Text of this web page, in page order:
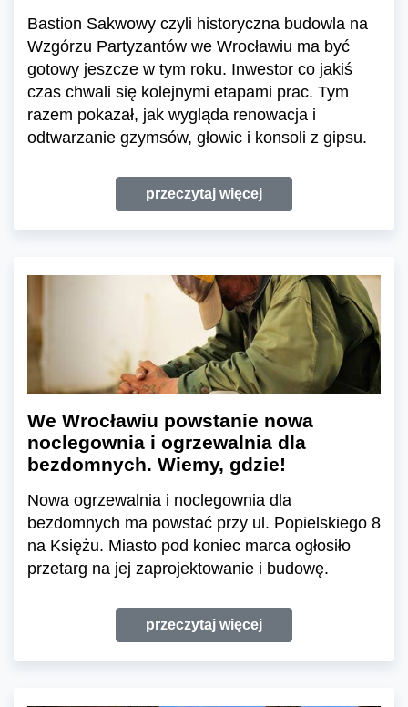
Bastion Sakwowy czyli historyczna budowla na
Wzgórzu Partyzantów we Wrocławiu ma być
gotowy jeszcze w tym roku. Inwestor co jakiś
czas chwali się kolejnymi etapami prac. Tym
razem pokazał, jak wygląda renowacja i
odtwarzanie gzymsów, głowic i konsoli z gipsu.
przeczytaj więcej
We Wrocławiu powstanie nowa
noclegownia i ogrzewalnia dla
bezdomnych. Wiemy, gdzie!
Nowa ogrzewalnia i noclegownia dla
bezdomnych ma powstać przy ul. Popielskiego 8
na Księżu. Miasto pod koniec marca ogłosiło
przetarg na jej zaprojektowanie i budowę.
przeczytaj więcej